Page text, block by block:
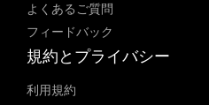
よくあるご質問
フィードバック
規約とプライバシー
利用規約